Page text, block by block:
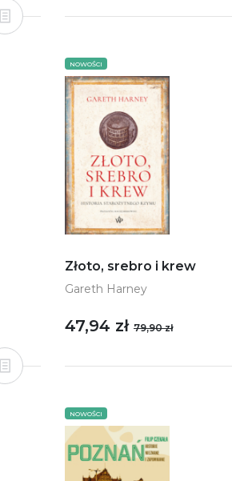
NOWOŚCI
Złoto, srebro i krew
Gareth Harney
47,94 zł 79,90 zł
NOWOŚCI